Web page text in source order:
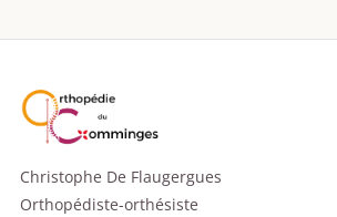
Christophe De Flaugergues
Orthopédiste-orthésiste